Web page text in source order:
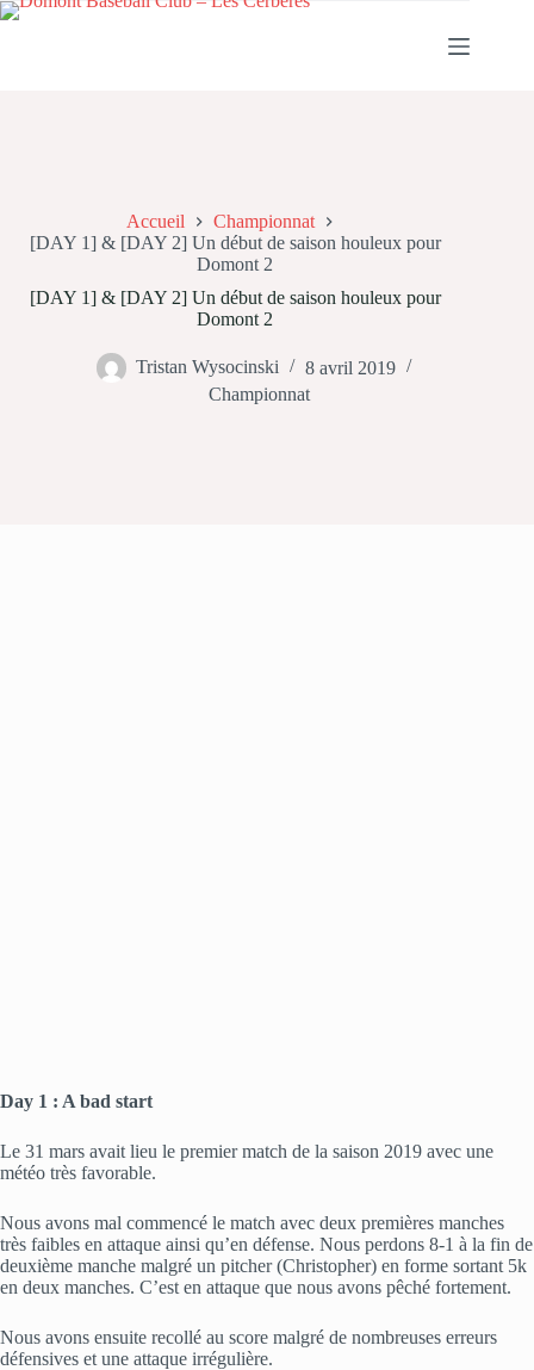
Passer
Accueil
Championnat
[DAY 1] & [DAY 2] Un début de saison houleux pour
Domont 2
[DAY 1] & [DAY 2] Un début de saison houleux pour
Domont 2
Tristan Wysocinski
8 avril 2019
Championnat
Day 1 : A bad start
Le 31 mars avait lieu le premier match de la saison 2019 avec une
météo très favorable.
Nous avons mal commencé le match avec deux premières manches
très faibles en attaque ainsi qu’en défense. Nous perdons 8-1 à la fin de
deuxième manche malgré un pitcher (Christopher) en forme sortant 5k
en deux manches. C’est en attaque que nous avons pêché fortement.
Nous avons ensuite recollé au score malgré de nombreuses erreurs
défensives et une attaque irrégulière.